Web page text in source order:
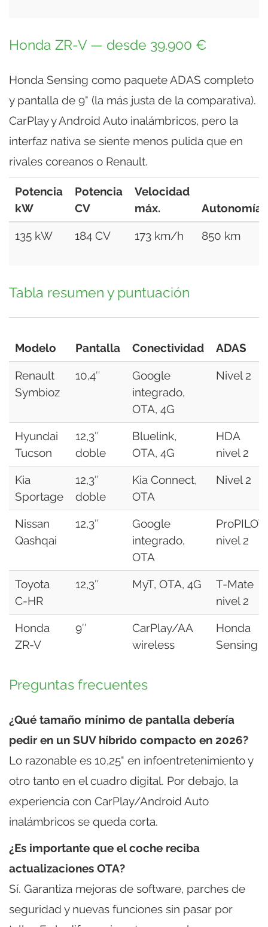
Honda ZR-V — desde 39.900 €
Honda Sensing como paquete ADAS completo
y pantalla de 9" (la más justa de la comparativa).
CarPlay y Android Auto inalámbricos, pero la
interfaz nativa se siente menos pulida que en
rivales coreanos o Renault.
Potencia
kW
Potencia
CV
Velocidad
máx.
Autonomía
135 kW 184 CV 173 km/h 850 km
Tabla resumen y puntuación
Modelo Pantalla Conectividad ADAS
Renault
Symbioz
10,4″
Google
integrado,
OTA, 4G
Nivel 2
Hyundai
Tucson
12,3″
doble
Bluelink,
OTA, 4G
HDA
nivel 2
Kia
Sportage
12,3″
doble
Kia Connect,
OTA
Nivel 2
Nissan
Qashqai
12,3″
Google
integrado,
OTA
ProPILOT
nivel 2
Toyota
C-HR
12,3″ MyT, OTA, 4G
T-Mate
nivel 2
Honda
ZR-V
9″
CarPlay/AA
wireless
Honda
Sensing
Preguntas frecuentes
¿Qué tamaño mínimo de pantalla debería
pedir en un SUV híbrido compacto en 2026?
Lo razonable es 10,25" en infoentretenimiento y
otro tanto en el cuadro digital. Por debajo, la
experiencia con CarPlay/Android Auto
inalámbricos se queda corta.
¿Es importante que el coche reciba
actualizaciones OTA?
Sí. Garantiza mejoras de software, parches de
seguridad y nuevas funciones sin pasar por